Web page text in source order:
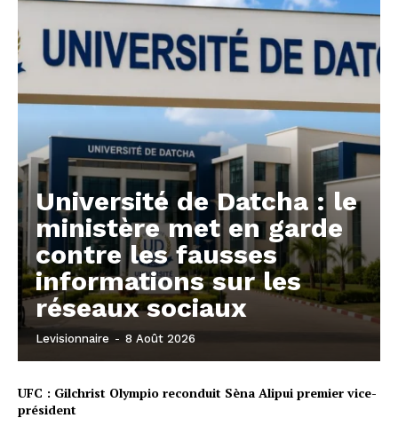
Université de Datcha : le
ministère met en garde
contre les fausses
informations sur les
réseaux sociaux
Levisionnaire - 8 Août 2026
UFC : Gilchrist Olympio reconduit Sèna Alipui premier vice-
président